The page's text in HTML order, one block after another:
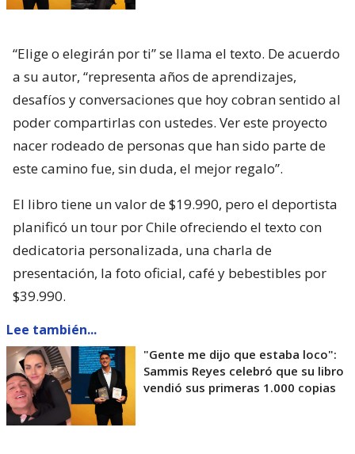
“Elige o elegirán por ti” se llama el texto. De acuerdo
a su autor, “representa años de aprendizajes,
desafíos y conversaciones que hoy cobran sentido al
poder compartirlas con ustedes. Ver este proyecto
nacer rodeado de personas que han sido parte de
este camino fue, sin duda, el mejor regalo”.
El libro tiene un valor de $19.990, pero el deportista
planificó un tour por Chile ofreciendo el texto con
dedicatoria personalizada, una charla de
presentación, la foto oficial, café y bebestibles por
$39.990.
Lee también...
"Gente me dijo que estaba loco":
Sammis Reyes celebró que su libro
vendió sus primeras 1.000 copias